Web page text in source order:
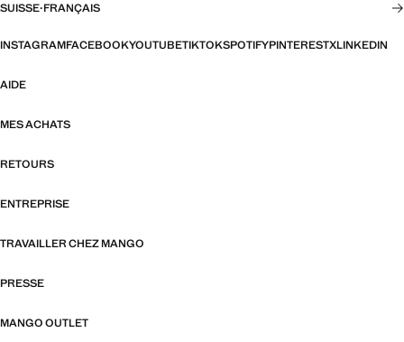
SUISSE·FRANÇAIS
INSTAGRAMFACEBOOKYOUTUBETIKTOKSPOTIFYPINTERESTXLINKEDIN
AIDE
MES ACHATS
RETOURS
ENTREPRISE
TRAVAILLER CHEZ MANGO
PRESSE
MANGO OUTLET